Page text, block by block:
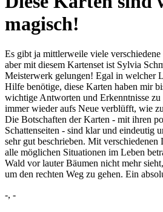
magisch!
Es gibt ja mittlerweile viele
aber mit diesem Kartenset ist Sylvia
Meisterwerk gelungen! Egal in welcher
Hilfe benötige, diese Karten haben mir
wichtige Antworten und Erkenntnisse
immer wieder aufs Neue verblüfft, wie
Die Botschaften der Karten - mit ihren
Schattenseiten - sind klar und eindeutig
sehr gut beschrieben. Mit verschiedenen
alle möglichen Situationen im Leben
Wald vor lauter Bäumen nicht mehr
um den rechten Weg zu gehen. Ein
-, -